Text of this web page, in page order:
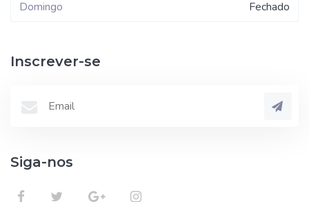
Domingo Fechado
Inscrever-se
Siga-nos